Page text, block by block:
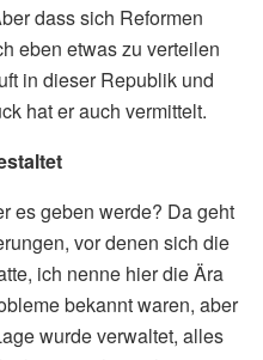
dass sich Reformen
eben etwas zu verteilen
in dieser Republik und
hat er auch vermittelt.
es geben werde? Da geht
vor denen sich die
ich nenne hier die Ära
bekannt waren, aber
wurde verwaltet, alles